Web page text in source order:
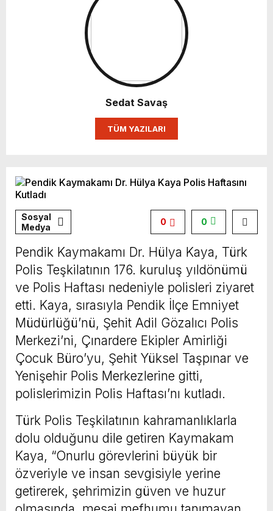
Sedat Savaş
TÜM YAZILARI
Sosyal
Medya
0
0
Pendik Kaymakamı Dr. Hülya Kaya, Türk
Polis Teşkilatının 176. kuruluş yıldönümü
ve Polis Haftası nedeniyle polisleri ziyaret
etti. Kaya, sırasıyla Pendik İlçe Emniyet
Müdürlüğü’nü, Şehit Adil Gözalıcı Polis
Merkezi’ni, Çınardere Ekipler Amirliği
Çocuk Büro’yu, Şehit Yüksel Taşpınar ve
Yenişehir Polis Merkezlerine gitti,
polislerimizin Polis Haftası’nı kutladı.
Türk Polis Teşkilatının kahramanlıklarla
dolu olduğunu dile getiren Kaymakam
Kaya, “Onurlu görevlerini büyük bir
özveriyle ve insan sevgisiyle yerine
getirerek, şehrimizin güven ve huzur